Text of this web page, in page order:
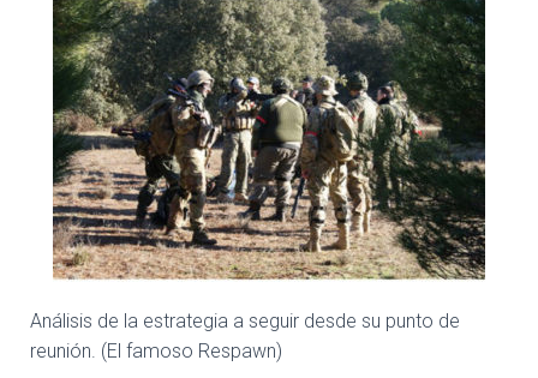
Análisis de la estrategia a seguir desde su punto de
reunión. (El famoso Respawn)